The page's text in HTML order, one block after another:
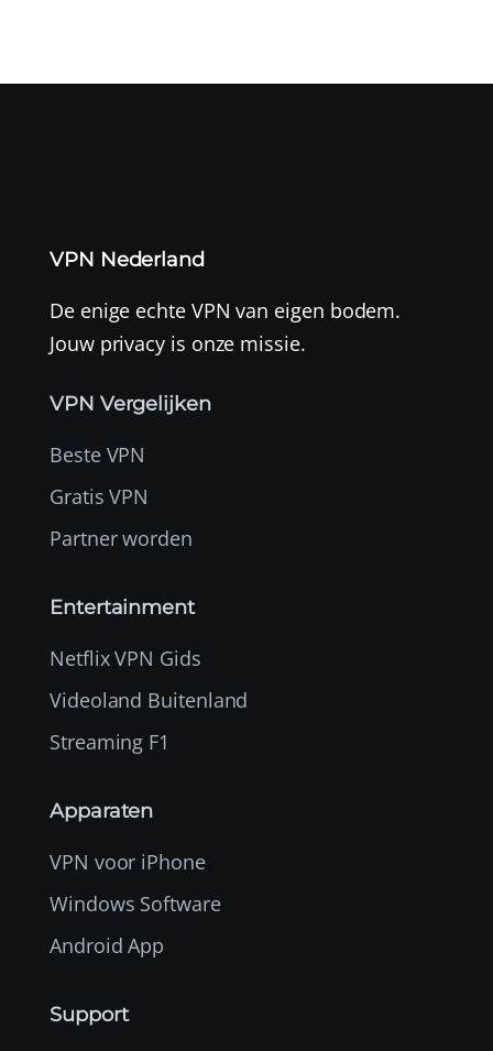
VPN Nederland
De enige echte VPN van eigen bodem.
Jouw privacy is onze missie.
VPN Vergelijken
Beste VPN
Gratis VPN
Partner worden
Entertainment
Netflix VPN Gids
Videoland Buitenland
Streaming F1
Apparaten
VPN voor iPhone
Windows Software
Android App
Support